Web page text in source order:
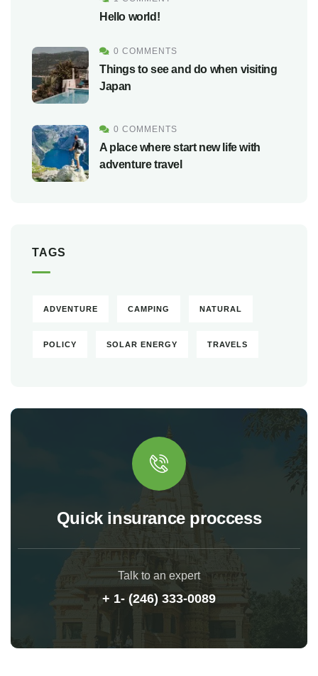
Hello world!
0 COMMENTS
Things to see and do when visiting
Japan
0 COMMENTS
A place where start new life with
adventure travel
TAGS
ADVENTURE CAMPING NATURAL
POLICY SOLAR ENERGY TRAVELS
Quick insurance proccess
Talk to an expert
+ 1- (246) 333-0089